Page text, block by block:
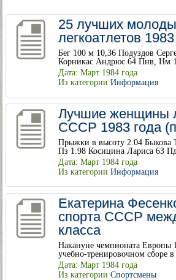
25 лучших
легкоатлетов
Бег 100 м 10,36 Подуздов
Корникас Андрюс 64 Пнв, Нм
Дата: Март 1984 года
Из категории Информация
Лучшие женщины
СССР 1983 года
Прыжки в высоту 2.04 Быкова
Пз 1.98 Косицина Лариса 63
Дата: Март 1984 года
Из категории Информация
Екатерина
спорта СССР
класса
Накануне чемпионата Европы
учебно-тренировочном сборе
Дата: Март 1984 года
Из категории Спортсмены